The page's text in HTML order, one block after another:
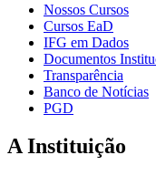
Nossos Cursos
Cursos EaD
IFG em Dados
Documentos
Transparência
Banco de Notícias
PGD
A Instituição